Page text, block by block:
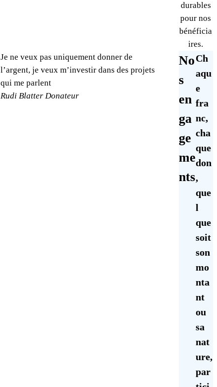
durables
pour nos
bénéficia
ires.
Je ne veux pas uniquement donner de
l’argent, je veux m’investir dans des projets
qui me parlent
Rudi Blatter Donateur
No
s
en
ga
ge
me
nts
Ch
aqu
e
fra
nc,
cha
que
don
,
que
l
que
soit
son
mo
nta
nt
ou
sa
nat
ure,
par